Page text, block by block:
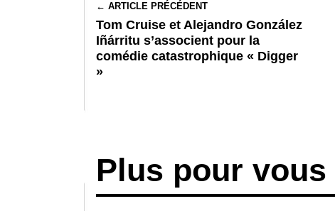
← ARTICLE PRÉCÉDENT
Tom Cruise et Alejandro González
Iñárritu s’associent pour la
comédie catastrophique « Digger
»
Plus pour vous